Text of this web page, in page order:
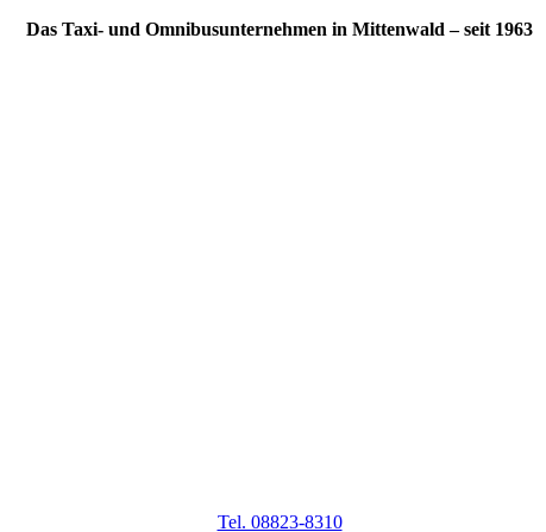
Das Taxi- und Omnibusunternehmen in Mittenwald – seit 1963
Tel. 08823-8310